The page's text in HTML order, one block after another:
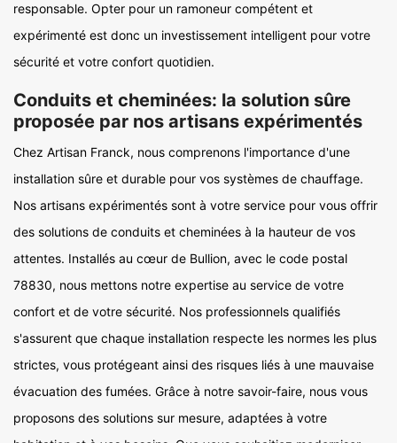
responsable. Opter pour un ramoneur compétent et
expérimenté est donc un investissement intelligent pour votre
sécurité et votre confort quotidien.
Conduits et cheminées: la solution sûre
proposée par nos artisans expérimentés
Chez Artisan Franck, nous comprenons l'importance d'une
installation sûre et durable pour vos systèmes de chauffage.
Nos artisans expérimentés sont à votre service pour vous offrir
des solutions de conduits et cheminées à la hauteur de vos
attentes. Installés au cœur de Bullion, avec le code postal
78830, nous mettons notre expertise au service de votre
confort et de votre sécurité. Nos professionnels qualifiés
s'assurent que chaque installation respecte les normes les plus
strictes, vous protégeant ainsi des risques liés à une mauvaise
évacuation des fumées. Grâce à notre savoir-faire, nous vous
proposons des solutions sur mesure, adaptées à votre